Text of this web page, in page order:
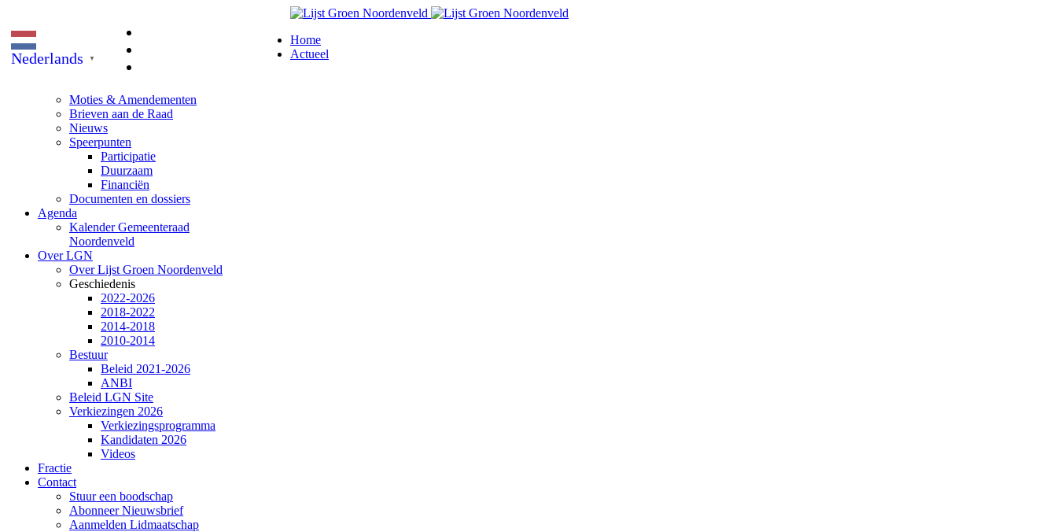
Nederlands ▼
Home
Actueel
Moties & Amendementen
Brieven aan de Raad
Nieuws
Speerpunten
Participatie
Duurzaam
Financiën
Documenten en dossiers
Agenda
Kalender Gemeenteraad
Noordenveld
Over LGN
Over Lijst Groen Noordenveld
Geschiedenis
2022-2026
2018-2022
2014-2018
2010-2014
Bestuur
Beleid 2021-2026
ANBI
Beleid LGN Site
Verkiezingen 2026
Verkiezingsprogramma
Kandidaten 2026
Videos
Fractie
Contact
Stuur een boodschap
Abonneer Nieuwsbrief
Aanmelden Lidmaatschap